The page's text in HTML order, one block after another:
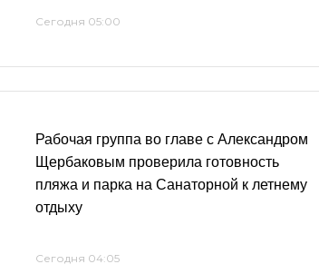
Сегодня 05:00
Рабочая группа во главе с Александром
Щербаковым проверила готовность
пляжа и парка на Санаторной к летнему
отдыху
Сегодня 04:05